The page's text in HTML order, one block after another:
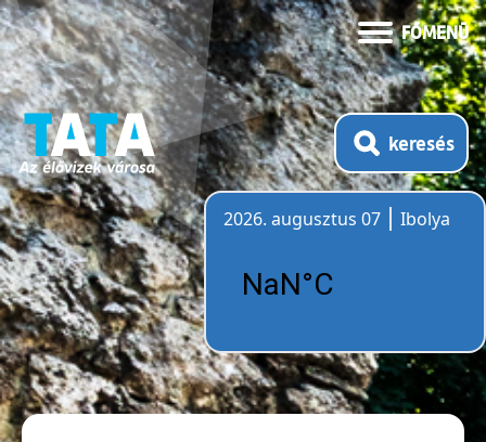
FŐMENÜ
keresés
2026. augusztus 07
Ibolya